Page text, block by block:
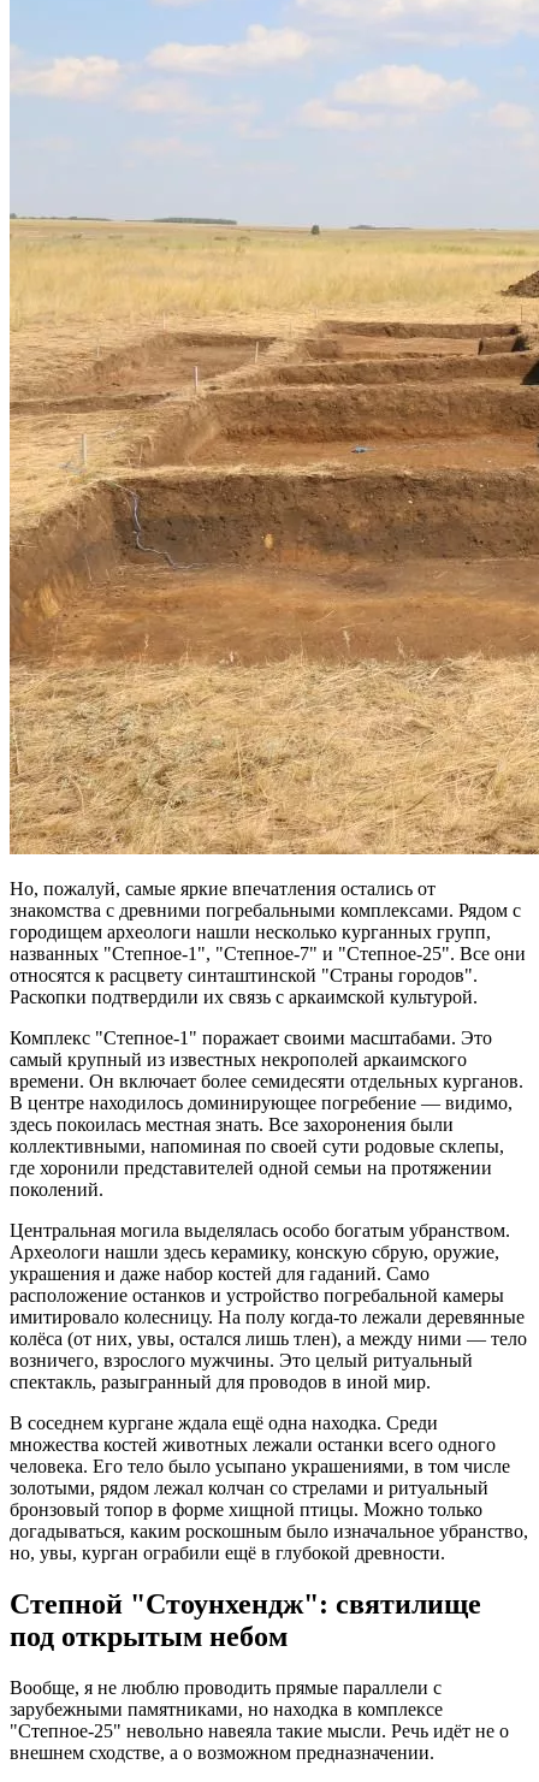
Но, пожалуй, самые яркие впечатления остались от
знакомства с древними погребальными комплексами. Рядом с
городищем археологи нашли несколько курганных групп,
названных "Степное-1", "Степное-7" и "Степное-25". Все они
относятся к расцвету синташтинской "Страны городов".
Раскопки подтвердили их связь с аркаимской культурой.
Комплекс "Степное-1" поражает своими масштабами. Это
самый крупный из известных некрополей аркаимского
времени. Он включает более семидесяти отдельных курганов.
В центре находилось доминирующее погребение — видимо,
здесь покоилась местная знать. Все захоронения были
коллективными, напоминая по своей сути родовые склепы,
где хоронили представителей одной семьи на протяжении
поколений.
Центральная могила выделялась особо богатым убранством.
Археологи нашли здесь керамику, конскую сбрую, оружие,
украшения и даже набор костей для гаданий. Само
расположение останков и устройство погребальной камеры
имитировало колесницу. На полу когда-то лежали деревянные
колёса (от них, увы, остался лишь тлен), а между ними — тело
возничего, взрослого мужчины. Это целый ритуальный
спектакль, разыгранный для проводов в иной мир.
В соседнем кургане ждала ещё одна находка. Среди
множества костей животных лежали останки всего одного
человека. Его тело было усыпано украшениями, в том числе
золотыми, рядом лежал колчан со стрелами и ритуальный
бронзовый топор в форме хищной птицы. Можно только
догадываться, каким роскошным было изначальное убранство,
но, увы, курган ограбили ещё в глубокой древности.
Степной "Стоунхендж": святилище
под открытым небом
Вообще, я не люблю проводить прямые параллели с
зарубежными памятниками, но находка в комплексе
"Степное-25" невольно навеяла такие мысли. Речь идёт не о
внешнем сходстве, а о возможном предназначении.